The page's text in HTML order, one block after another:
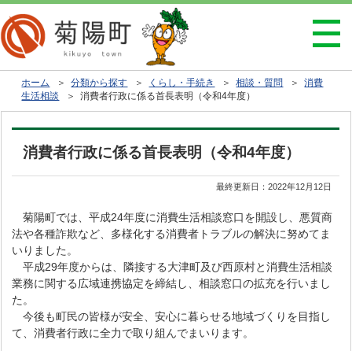
ホーム ＞分類から探す ＞ くらし・手続き ＞相談・質問 ＞消費
生活相談
＞ 消費者行政に係る首長表明（令和4年度）
消費者行政に係る首長表明（令和4年度）
最終更新日：2022年12月12日
菊陽町では、平成24年度に消費生活相談窓口を開設し、悪質商
法や各種詐欺など、多様化する消費者トラブルの解決に努めてま
いりました。
平成29年度からは、隣接する大津町及び西原村と消費生活相談
業務に関する広域連携協定を締結し、相談窓口の拡充を行いまし
た。
今後も町民の皆様が安全、安心に暮らせる地域づくりを目指し
て、消費者行政に全力で取り組んでまいります。